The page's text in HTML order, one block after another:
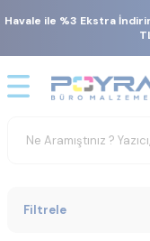
Havale ile %3 Ekstra
Filtrele